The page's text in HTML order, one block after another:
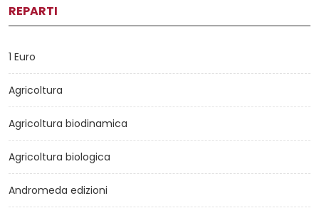
REPARTI
1 Euro
Agricoltura
Agricoltura biodinamica
Agricoltura biologica
Andromeda edizioni